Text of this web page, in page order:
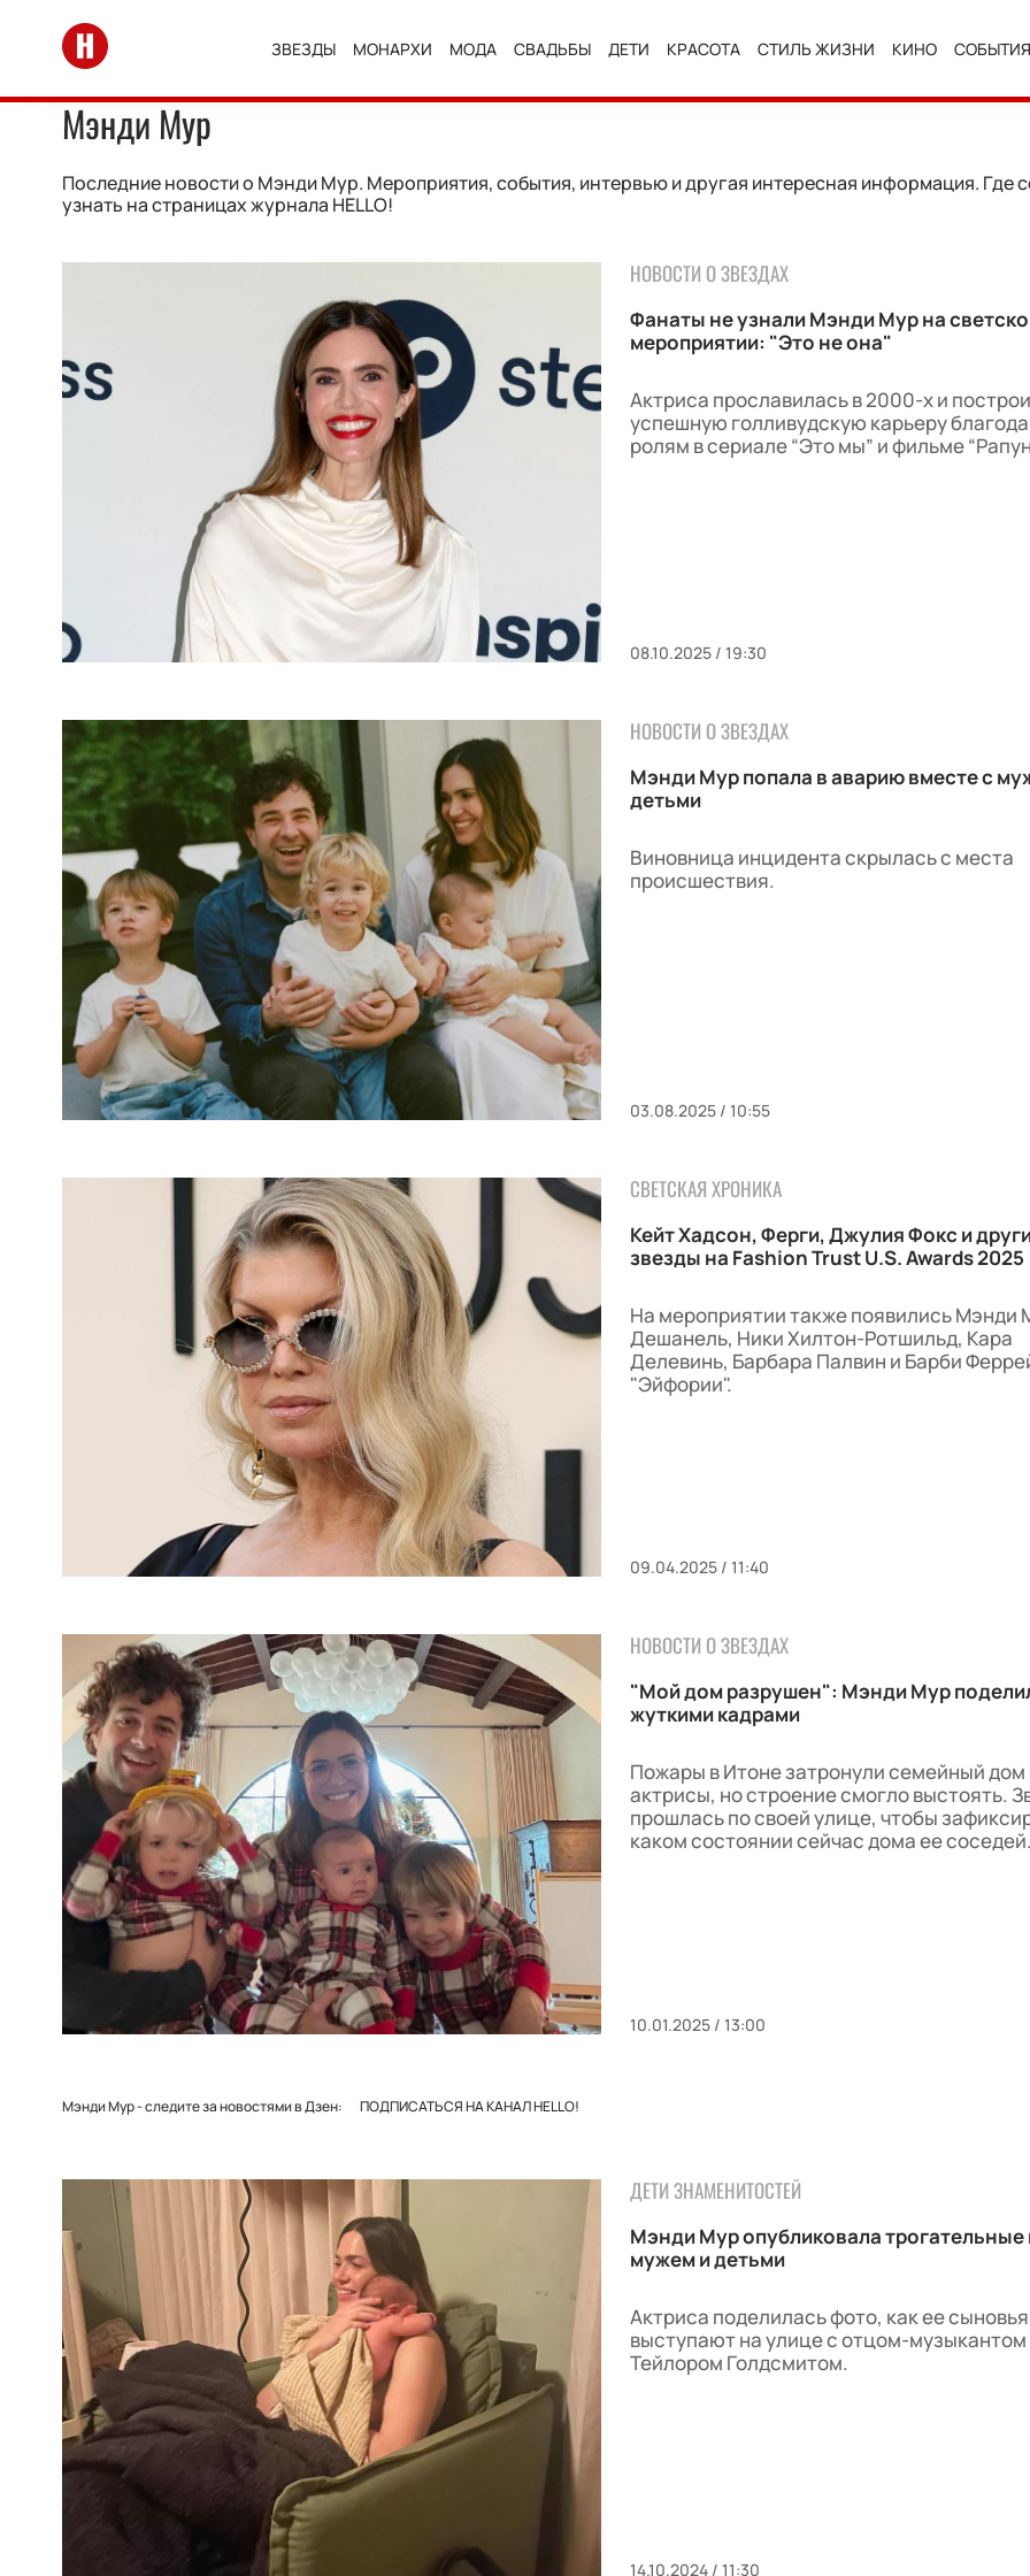
Перейти на главную
ЗВЕЗДЫ МОНАРХИ МОДА СВАДЬБЫ ДЕТИ КРАСОТА СТИЛЬ ЖИЗНИ КИНО СОБЫТИЯ
Мэнди Мур
Последние новости о Мэнди Мур. Мероприятия, события, интервью и другая интересная информация. Где
узнать на страницах журнала HELLO!
НОВОСТИ О ЗВЕЗДАХ
Фанаты не узнали Мэнди Мур на
мероприятии: "Это не она"
Актриса прославилась в 2000-х и
успешную голливудскую карьеру
ролям в сериале “Это мы” и фильме
08.10.2025 / 19:30
НОВОСТИ О ЗВЕЗДАХ
Мэнди Мур попала в аварию вместе с
детьми
Виновница инцидента скрылась с места
происшествия.
03.08.2025 / 10:55
СВЕТСКАЯ ХРОНИКА
Кейт Хадсон, Ферги, Джулия Фокс и
звезды на Fashion Trust U.S. Awards 2025
На мероприятии также появились Мэнди
Дешанель, Ники Хилтон-Ротшильд, Кара
Делевинь, Барбара Палвин и Барби
"Эйфории".
09.04.2025 / 11:40
НОВОСТИ О ЗВЕЗДАХ
"Мой дом разрушен": Мэнди Мур
жуткими кадрами
Пожары в Итоне затронули семейный дом
актрисы, но строение смогло выстоять.
прошлась по своей улице, чтобы
каком состоянии сейчас дома ее соседей.
10.01.2025 / 13:00
Мэнди Мур - следите за новостями в Дзен: ПОДПИСАТЬСЯ НА КАНАЛ HELLO!
ДЕТИ ЗНАМЕНИТОСТЕЙ
Мэнди Мур опубликовала трогательные
мужем и детьми
Актриса поделилась фото, как ее сыновья
выступают на улице с отцом-музыкантом
Тейлором Голдсмитом.
14.10.2024 / 11:30